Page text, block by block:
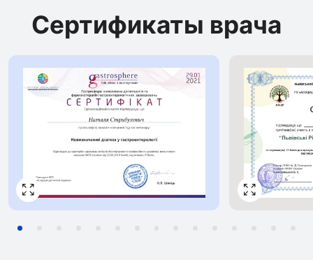
воспалительные заболевания сердца
атеросклероз
сердечная недостаточность
Сертификаты врача